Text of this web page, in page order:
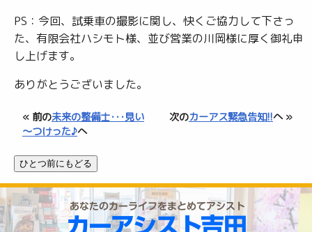
PS：今回、試乗車の撮影に関し、快くご協力して下さっ
た、有限会社ハシモト様、並び営業の川岡様に厚く御礼申
し上げます。
ありがとうございました。
« 前の未来の整備士･･･見い
～つけった♪へ
次のカーアス緊急告知!!へ »